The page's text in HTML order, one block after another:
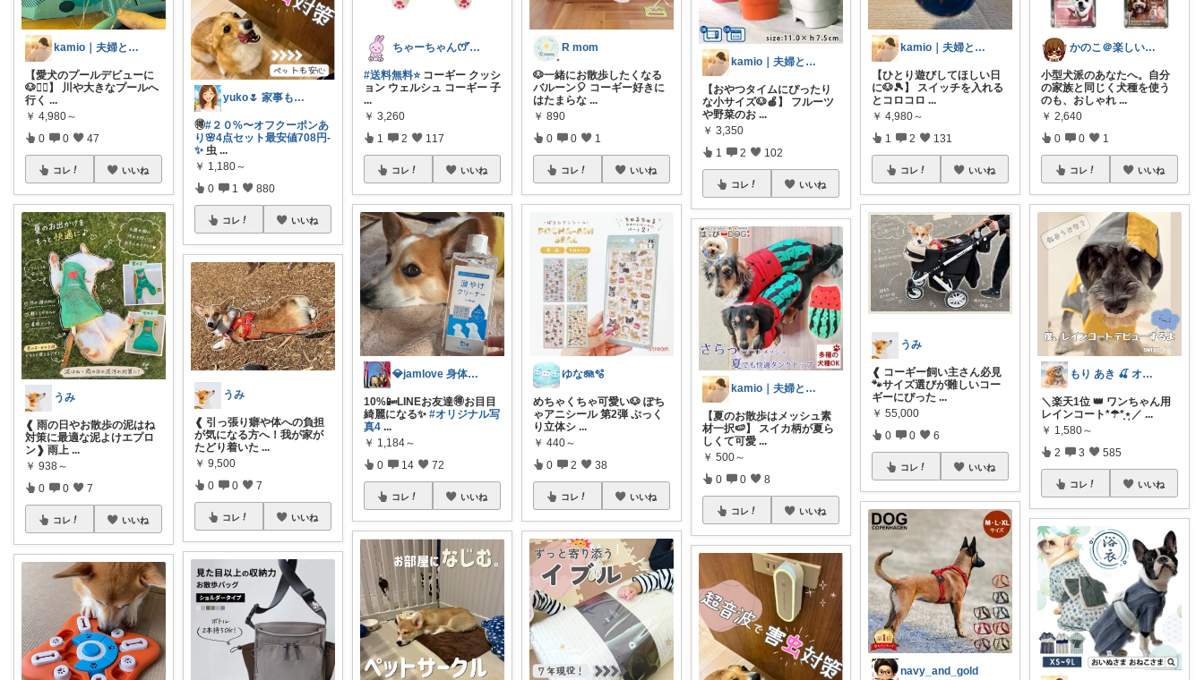
kamio｜夫婦とコーギーの愛用品
【愛犬のプールデビューに
🐶🏊‍♂️】 川や大きなプールへ
行く ...
￥ 4,980～
0 0 47
コレ いいね
うみ
❰ 雨の日やお散歩の泥はね
対策に最適な泥よけエプロ
ン❱ 雨上 ...
￥ 938～
0 0 7
コレ いいね
yuko🌷 家事も育児もちょっとラクに
🉐#２０%〜オフクーポンあ
り🌸4点セット最安値708円-
✨ 虫 ...
￥ 1,180～
0 1 880
コレ いいね
うみ
❰ 引っ張り癖や体への負担
が気になる方へ！我が家が
たどり着いた ...
￥ 9,500
0 0 7
コレ いいね
ちゃーちゃん‪ꯁꯧありがとう🫶🏻💕
#送料無料⭐️コーギー クッシ
ョン ウェルシュ コーギー 子
...
￥ 3,260
1 2 117
コレ いいね
💎jamlove 身体に優しく
10%📴LINEお友達🉐お目目
綺麗になる✨#オリジナル写
真4 ...
￥ 1,184～
0 14 72
コレ いいね
R mom
🐶一緒にお散歩したくなる
バルーン🎈 コーギー好きに
はたまらな ...
￥ 890
0 0 1
コレ いいね
ゆな🪼🫧
めちゃくちゃ可愛い🐶 ぽち
ゃアニシール 第2弾 ぷっく
り立体シ ...
￥ 440～
0 2 38
コレ いいね
kamio｜夫婦とコーギーの愛用品
【おやつタイムにぴったり
な小サイズ🐶🍎】 フルーツ
や野菜のお ...
￥ 3,350
1 2 102
コレ いいね
kamio｜夫婦とコーギーの愛用品
【夏のお散歩はメッシュ素
材一択🍉】 スイカ柄が夏ら
しくて可愛 ...
￥ 500～
0 0 8
コレ いいね
kamio｜夫婦とコーギーの愛用品
【ひとり遊びしてほしい日
に🐶🎾】 スイッチを入れる
とコロコロ ...
￥ 4,980～
1 2 131
コレ いいね
うみ
❰ コーギー飼い主さん必見
🐾サイズ選びが難しいコー
ギーにぴった ...
￥ 55,000
0 0 6
コレ いいね
navy_and_gold
かのこ＠楽しいシステム手帳生活
小型犬派のあなたへ。自分
の家族と同じく犬種を使う
のも、おしゃれ ...
￥ 2,640
0 0 1
コレ いいね
もり あき 🍒 オリ写強化中です♡◡̈
＼楽天1位 👑 ワンちゃん用
レインコート*☂︎*̣̩⋆̩／...
￥ 1,580～
2 3 585
コレ いいね